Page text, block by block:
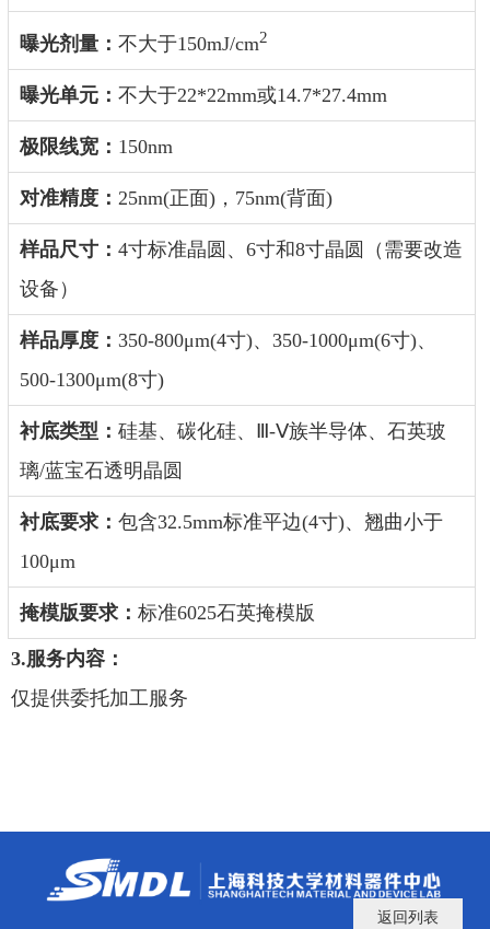
曝光剂量： 不大于150mJ/cm2
曝光单元： 不大于22*22mm或14.7*27.4mm
极限线宽： 150nm
对准精度： 25nm(正面)，75nm(背面)
样品尺寸 ： 4寸标准晶圆、6寸和8寸晶圆（需要改造
设备）
样品厚度： 350-800μm(4寸)、 350-1000μm(6寸)、
500-1300μm(8寸)
衬底类型： 硅基、碳化硅、
Ⅲ-Ⅴ族半导体、石英玻
璃/蓝宝石透明晶圆
衬底要求 ： 包含32.5mm标准平边(4寸)、翘曲小于
100μm
掩模版要求： 标准6025石英掩模版
3.服务内容：
仅提供委托加工服务
返回列表